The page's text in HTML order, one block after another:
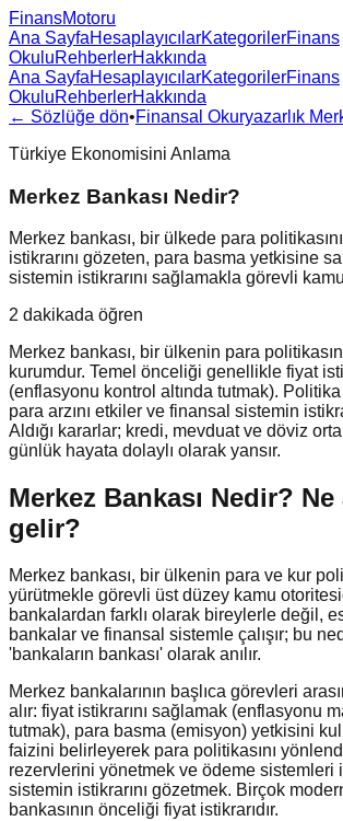
FinansMotoru
Ana SayfaHesaplayıcılarKategorilerFinans
OkuluRehberlerHakkında
Ana SayfaHesaplayıcılarKategorilerFinans
OkuluRehberlerHakkında
← Sözlüğe dön•Finansal Okuryazarlık
Türkiye Ekonomisini Anlama
Merkez Bankası Nedir?
Merkez bankası, bir ülkede para
istikrarını gözeten, para basma yetkisine
sistemin istikrarını sağlamakla görevli
2 dakikada öğren
Merkez bankası, bir ülkenin para
kurumdur. Temel önceliği genellikle fiyat
(enflasyonu kontrol altında tutmak).
para arzını etkiler ve finansal sistemin
Aldığı kararlar; kredi, mevduat ve döviz
günlük hayata dolaylı olarak yansır.
Merkez Bankası Nedir? Ne
gelir?
Merkez bankası, bir ülkenin para ve kur
yürütmekle görevli üst düzey kamu
bankalardan farklı olarak bireylerle değil,
bankalar ve finansal sistemle çalışır; bu
'bankaların bankası' olarak anılır.
Merkez bankalarının başlıca görevleri
alır: fiyat istikrarını sağlamak (enflasyonu
tutmak), para basma (emisyon) yetkisini
faizini belirleyerek para politikasını
rezervlerini yönetmek ve ödeme sistemleri
sistemin istikrarını gözetmek. Birçok
bankasının önceliği fiyat istikrarıdır.